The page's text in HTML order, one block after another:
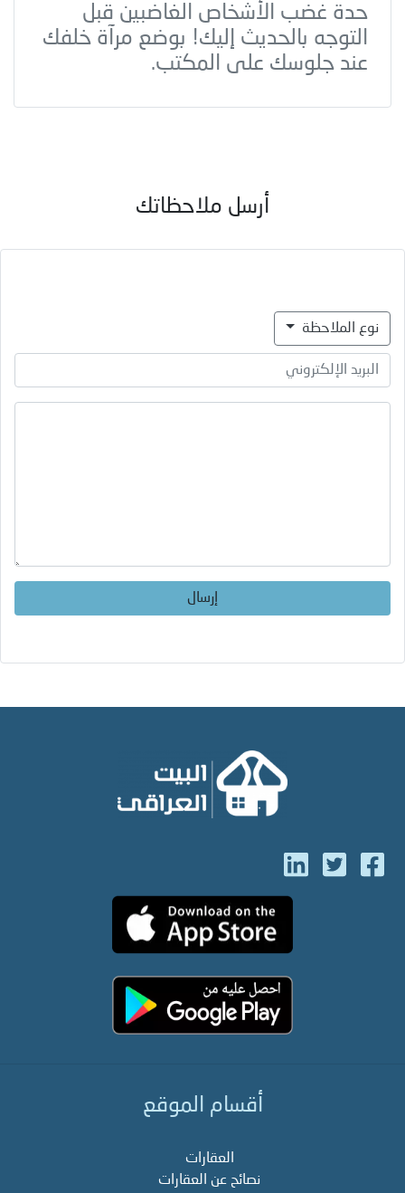
حدة غضب الأشخاص الغاضبين قبل
التوجه بالحديث إليك! بوضع مرآة خلفك
عند جلوسك على المكتب.
أرسل ملاحظاتك
نوع الملاحظة
إرسال
أقسام الموقع
العقارات
نصائح عن العقارات